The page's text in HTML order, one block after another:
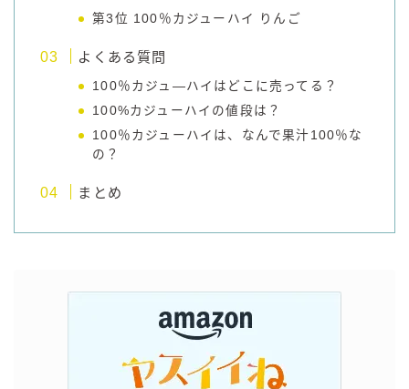
第3位 100％カジューハイ りんご
よくある質問
100％カジュ―ハイはどこに売ってる？
100%カジューハイの値段は？
100％カジューハイは、なんで果汁100％な
の？
まとめ